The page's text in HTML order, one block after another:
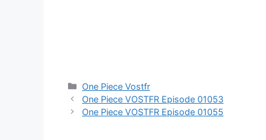
Catégories
One Piece Vostfr
One Piece VOSTFR Episode 01053
One Piece VOSTFR Episode 01055